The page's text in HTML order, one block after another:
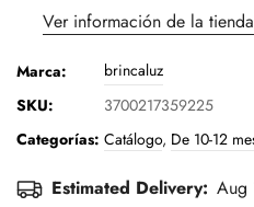
Ver información de la tienda
Marca:
brincaluz
SKU:
3700217359225
Categorías: Catálogo, De 10-12
Estimated Delivery: Aug